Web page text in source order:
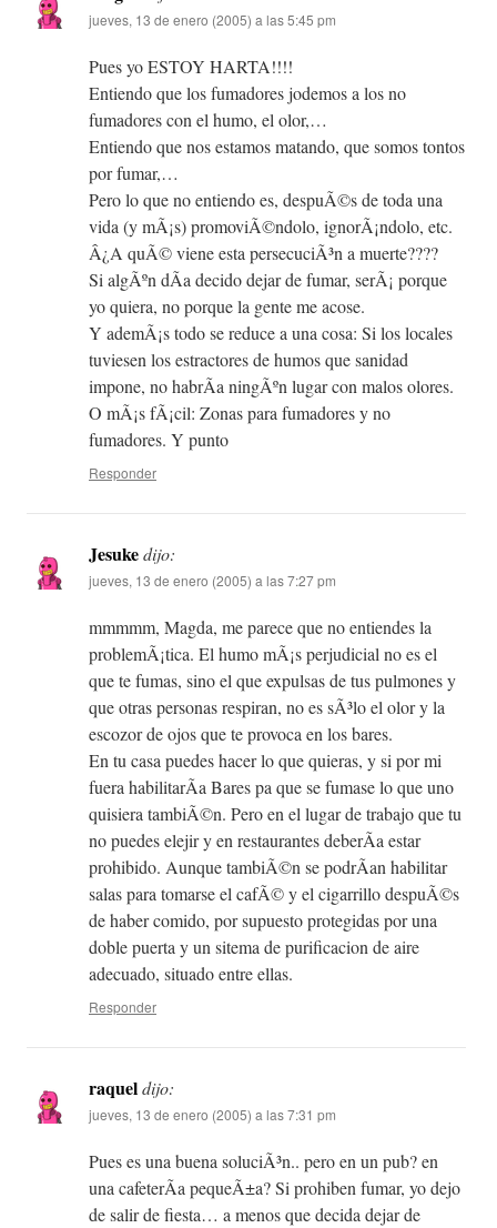
jueves, 13 de enero (2005) a las 5:45 pm
Pues yo ESTOY HARTA!!!!
Entiendo que los fumadores jodemos a los no
fumadores con el humo, el olor,…
Entiendo que nos estamos matando, que somos tontos
por fumar,…
Pero lo que no entiendo es, despuÃ©s de toda una
vida (y mÃ¡s) promoviÃ©ndolo, ignorÃ¡ndolo, etc.
Â¿A quÃ© viene esta persecuciÃ³n a muerte????
Si algÃºn dÃ­a decido dejar de fumar, serÃ¡ porque
yo quiera, no porque la gente me acose.
Y ademÃ¡s todo se reduce a una cosa: Si los locales
tuviesen los estractores de humos que sanidad
impone, no habrÃ­a ningÃºn lugar con malos olores.
O mÃ¡s fÃ¡cil: Zonas para fumadores y no
fumadores. Y punto
Responder
Jesukedijo:
jueves, 13 de enero (2005) a las 7:27 pm
mmmmm, Magda, me parece que no entiendes la
problemÃ¡tica. El humo mÃ¡s perjudicial no es el
que te fumas, sino el que expulsas de tus pulmones y
que otras personas respiran, no es sÃ³lo el olor y la
escozor de ojos que te provoca en los bares.
En tu casa puedes hacer lo que quieras, y si por mi
fuera habilitarÃ­a Bares pa que se fumase lo que uno
quisiera tambiÃ©n. Pero en el lugar de trabajo que tu
no puedes elejir y en restaurantes deberÃ­a estar
prohibido. Aunque tambiÃ©n se podrÃ­an habilitar
salas para tomarse el cafÃ© y el cigarrillo despuÃ©s
de haber comido, por supuesto protegidas por una
doble puerta y un sitema de purificacion de aire
adecuado, situado entre ellas.
Responder
raqueldijo:
jueves, 13 de enero (2005) a las 7:31 pm
Pues es una buena soluciÃ³n.. pero en un pub? en
una cafeterÃ­a pequeÃ±a? Si prohiben fumar, yo dejo
de salir de fiesta… a menos que decida dejar de